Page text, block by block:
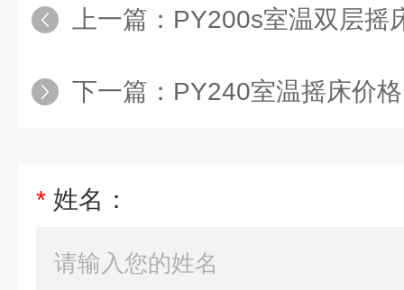
上一篇： PY200s室温双层摇
下一篇： PY240室温摇床价
* 姓名：